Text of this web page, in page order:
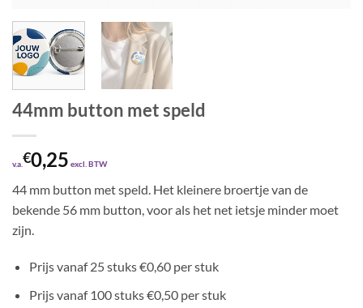
44mm button met speld
v.a.€0,25 excl. BTW
44 mm button met speld. Het kleinere broertje van de
bekende 56 mm button, voor als het net ietsje minder moet
zijn.
Prijs vanaf 25 stuks €0,60 per stuk
Prijs vanaf 100 stuks €0,50 per stuk